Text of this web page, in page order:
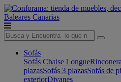
Baleares Canarias
Sofás
Sofás Chaise Longue
plazasSofás 3 plazasSofás de
exteriorDivanes